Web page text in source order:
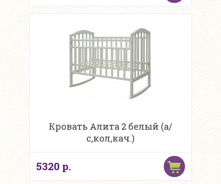
Кровать Алита 2 белый (а/
с,кол,кач.)
5320 р.